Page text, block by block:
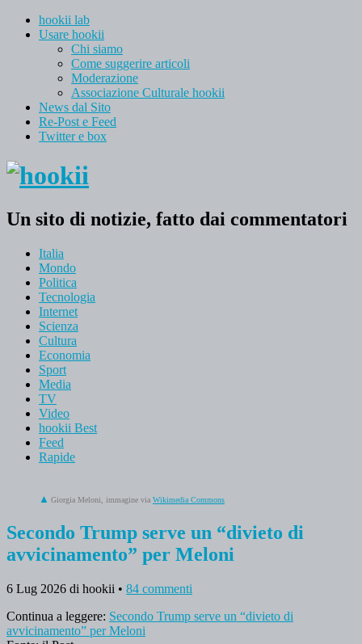
hookii lab
Usare hookii
Chi siamo
Come suggerire articoli
Moderazione
Associazione Culturale hookii
News dal Sito
Re-Post e Feed
Twitter e box
Un sito di notizie, fatto dai commentatori
Italia
Mondo
Politica
Tecnologia
Internet
Scienza
Cultura
Economia
Sport
Media
TV
Video
hookii Best
Feed
Rapide
Giorgia Meloni, immagine via Wikimedia Commons
Secondo Trump serve un “divieto di
avvicinamento” per Meloni
6 Lug 2026 di hookii • 84 commenti
Continua a leggere: Secondo Trump serve un “divieto di
avvicinamento” per Meloni